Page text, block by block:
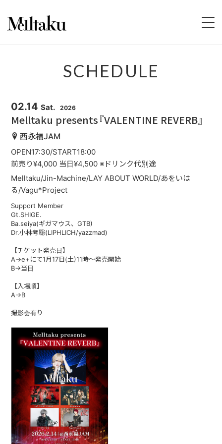
VIDEO
SCHEDULE
02.14 Sat. 2026
Melltaku presents『VALENTINE REVERB』
西永福JAM
OPEN17:30/START18:00
前売り¥4,000 当日¥4,500 ※ドリンク代別途
Melltaku/Jin-Machine/LAY ABOUT WORLD/あをいは
る/Vagu*Project
Support Member
Gt.SHIGE.
Ba.seiya(ギガマウス、GTB)
Dr.小林考聡(LIPHLICH/yazzmad)
【チケット発売日】
A→e+にて1月17日(土)11時〜発売開始
B→当日
【入場順】
A→B
撮影会有り